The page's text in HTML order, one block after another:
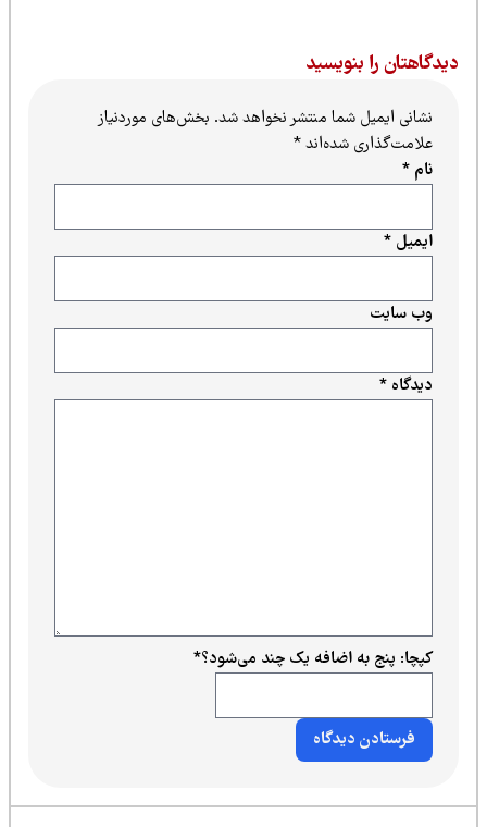
را بنویسید
نشانی ایمیل شما منتشر نخواهد شد.بخش‌های موردنیاز
علامت‌گذاری شده‌اند*
دیدگاه*
ایمیل*
وب‌ سایت
کپچا: پنج به اضافه یک چند می‌شود؟*